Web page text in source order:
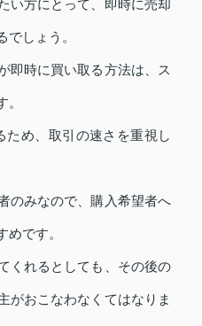
い方にとって、即時に売却
しょう。
即時に買い取る方法は、ス
ため、取引の速さを重視し
のみなので、購入希望者へ
です。
くれるとしても、その後の
がおこなわなくてはなりま